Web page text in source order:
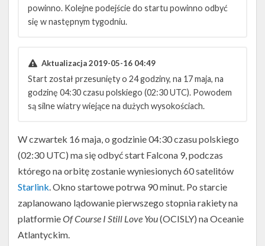
powinno. Kolejne podejście do startu powinno odbyć
się w następnym tygodniu.
Aktualizacja 2019-05-16 04:49
Start został przesunięty o 24 godziny, na 17 maja, na
godzinę 04:30 czasu polskiego (02:30 UTC). Powodem
są silne wiatry wiejące na dużych wysokościach.
W czwartek 16 maja, o godzinie 04:30 czasu polskiego
(02:30 UTC) ma się odbyć start Falcona 9, podczas
którego na orbitę zostanie wyniesionych 60 satelitów
Starlink . Okno startowe potrwa 90 minut. Po starcie
zaplanowano lądowanie pierwszego stopnia rakiety na
platformieOf Course I Still Love You(OCISLY) na Oceanie
Atlantyckim.